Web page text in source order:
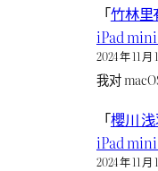
「竹林里
iPad
2024 年 11 月
我对
「櫻川
iPad
2024 年 11 月